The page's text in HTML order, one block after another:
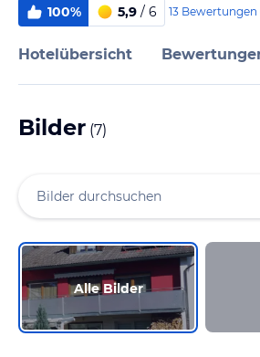
100% 5,9 / 6 13 Bewertungen
Hotelübersicht
Bilder (7)
Alle Bilder